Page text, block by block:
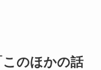
のほかの話